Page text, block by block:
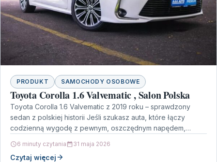
PRODUKT SAMOCHODY OSOBOWE
Toyota Corolla 1.6 Valvematic , Salon Polska
Toyota Corolla 1.6 Valvematic z 2019 roku – sprawdzony
sedan z polskiej historii Jeśli szukasz auta, które łączy
codzienną wygodę z pewnym, oszczędnym napędem,…
6 minuty czytania 31 maja 2026
Czytaj więcej